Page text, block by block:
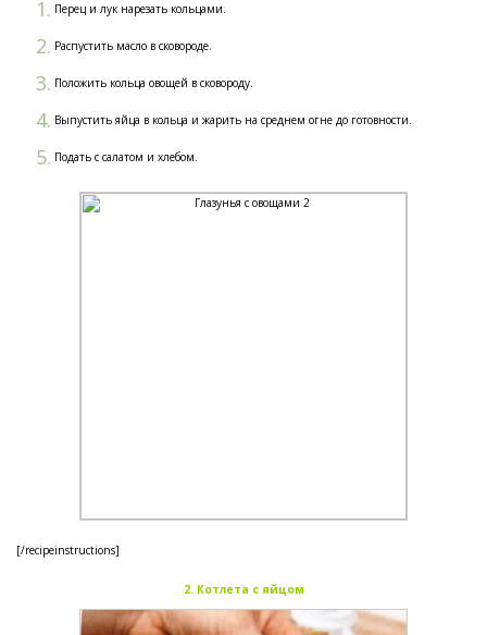
Перец и лук нарезать кольцами.
Распустить масло в сковороде.
Положить кольца овощей в сковороду.
Выпустить яйца в кольца и жарить на среднем огне до готовности.
Подать с салатом и хлебом.
[/recipeinstructions]
2. Котлета с яйцом